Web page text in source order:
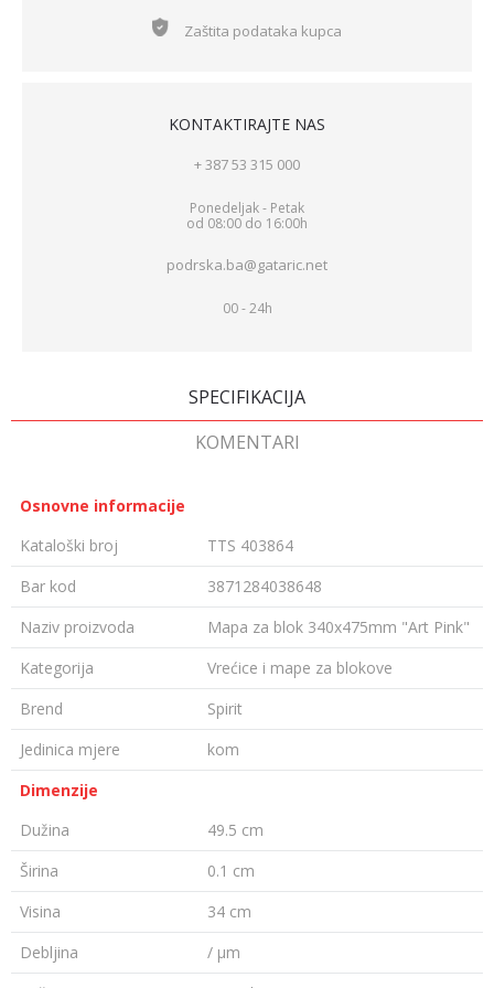
Zaštita podataka kupca
KONTAKTIRAJTE NAS
+ 387 53 315 000
Ponedeljak - Petak
od 08:00 do 16:00h
podrska.ba@gataric.net
00 - 24h
SPECIFIKACIJA
KOMENTARI
Osnovne informacije
Kataloški broj
TTS 403864
Bar kod
3871284038648
Naziv proizvoda
Mapa za blok 340x475mm "Art Pink"
Kategorija
Vrećice i mape za blokove
Brend
Spirit
Jedinica mjere
kom
Dimenzije
Dužina
49.5 cm
Širina
0.1 cm
Visina
34 cm
Debljina
/ µm